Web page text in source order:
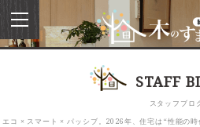
toggle
navigation
STAFF
スタッフブロ
エコ × スマート × パッシブ。2026年、住宅は“性能の